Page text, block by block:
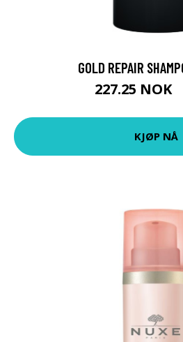
GOLD REPAIR
227.25 NOK
KJØP NÅ